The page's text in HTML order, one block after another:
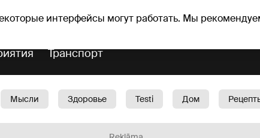
интерфейсы могут работать. Мы
Прогноз погоды Гороскопы
Транспорт
Мысли Здоровье Testi Дом